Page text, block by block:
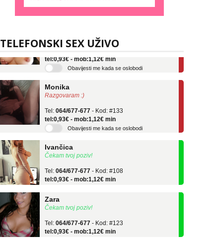
TELEFONSKI SEX UŽIVO
Liliana
Tel:064/677-677 - Kod: #69
tel:0,93€ - mob:1,12€ min
Obavijesti me kada se oslobodi
Razgovaram :)
tel:0,93€ - mob:1,12€ min
Obavijesti me kada se oslobodi
Čekam tvoj poziv!
tel:0,93€ - mob:1,12€ min
Čekam tvoj poziv!
tel:0,93€ - mob:1,12€ min